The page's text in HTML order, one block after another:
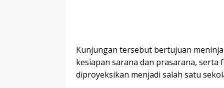
Kunjungan tersebut bertujuan
kesiapan sarana dan prasarana, serta
diproyeksikan menjadi salah satu